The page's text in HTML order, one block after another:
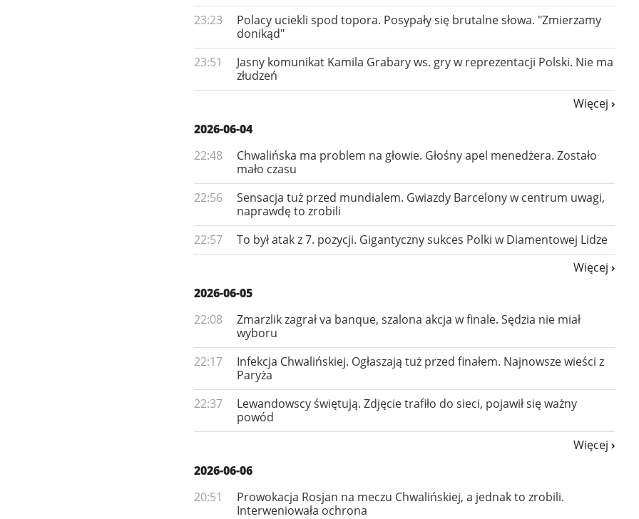
23:23
Polacy uciekli spod topora. Posypały się brutalne słowa. "Zmierzamy
donikąd"
23:51
Jasny komunikat Kamila Grabary ws. gry w reprezentacji Polski. Nie ma
złudzeń
Więcej
2026-06-04
22:48
Chwalińska ma problem na głowie. Głośny apel menedżera. Zostało
mało czasu
22:56
Sensacja tuż przed mundialem. Gwiazdy Barcelony w centrum uwagi,
naprawdę to zrobili
22:57
To był atak z 7. pozycji. Gigantyczny sukces Polki w Diamentowej Lidze
Więcej
2026-06-05
22:08
Zmarzlik zagrał va banque, szalona akcja w finale. Sędzia nie miał
wyboru
22:17
Infekcja Chwalińskiej. Ogłaszają tuż przed finałem. Najnowsze wieści z
Paryża
22:37
Lewandowscy świętują. Zdjęcie trafiło do sieci, pojawił się ważny
powód
Więcej
2026-06-06
20:51
Prowokacja Rosjan na meczu Chwalińskiej, a jednak to zrobili.
Interweniowała ochrona